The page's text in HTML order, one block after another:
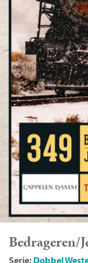
Bedrageren/
Serie: Dobbel